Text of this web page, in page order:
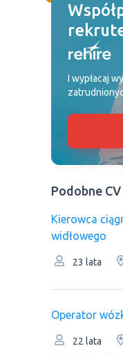
I wypłacaj
Podobne CV
Kierowca
widłowego
23 lata
Operator
22 lata